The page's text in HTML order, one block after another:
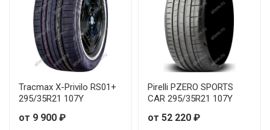
Tracmax X-Privilo RS01+
295/35R21 107Y
от 9 900 ₽
Pirelli PZERO SPORTS
CAR 295/35R21 107Y
от 52 220 ₽